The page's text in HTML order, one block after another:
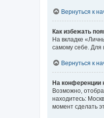
Вернуться к
Как избежать
На вкладке
самому себе. Для
Вернуться к
На конференции
Возможно,
находитесь:
момент сделать